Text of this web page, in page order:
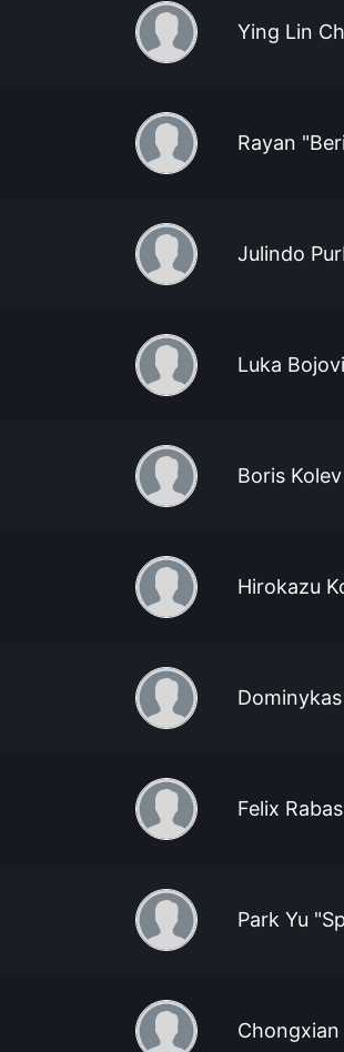
Ying Lin
Rayan
Julindo
Luka
Boris Kolev
Hirokazu
Felix Rabas
Park Yu
Chongxian